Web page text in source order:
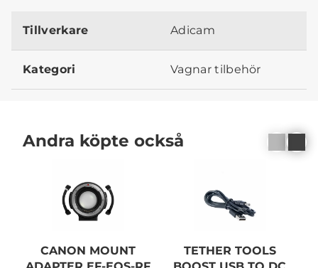
Tillverkare Adicam
Kategori Vagnar tilbehör
Andra köpte också
CANON MOUNT
TETHER TOOLS